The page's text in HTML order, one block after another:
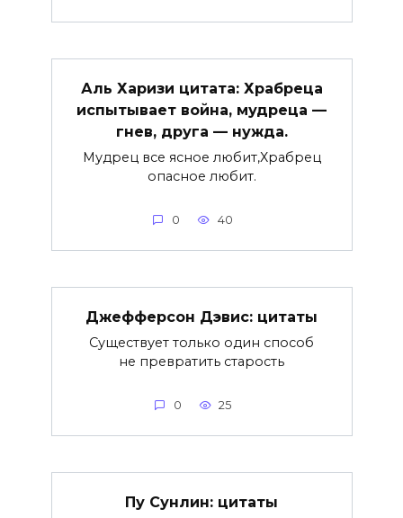
Аль Харизи цитата: Храбреца
испытывает война, мудреца —
гнев, друга — нужда.
Мудрец все ясное любит,Храбрец
опасное любит.
0 40
Джефферсон Дэвис: цитаты
Существует только один способ
не превратить старость
0 25
Пу Сунлин: цитаты